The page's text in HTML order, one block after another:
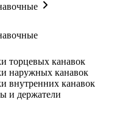
торцевых канавок
наружных канавок
внутренних канавок
и держатели